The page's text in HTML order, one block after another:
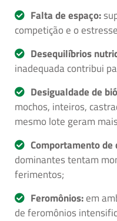
Falta de espaço:
competição e o
Desequilíbrios
inadequada contribui
Desigualdade de
mochos, inteiros,
mesmo lote geram
Comportamento de
dominantes tentam
ferimentos;
Feromônios:em
de feromônios